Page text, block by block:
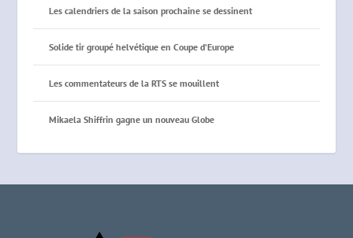
Les calendriers de la saison prochaine se dessinent
Solide tir groupé helvétique en Coupe d’Europe
Les commentateurs de la RTS se mouillent
Mikaela Shiffrin gagne un nouveau Globe